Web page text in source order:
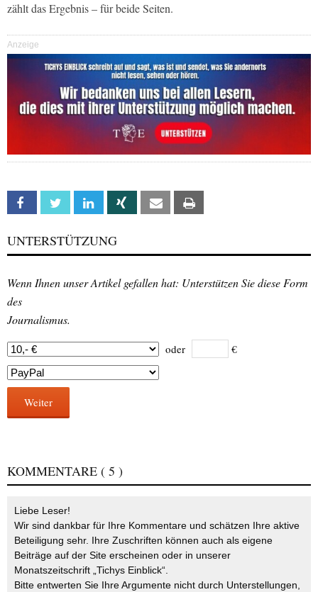
zählt das Ergebnis – für beide Seiten.
Anzeige
Facebook Twitter Linkedin Xing Email
UNTERSTÜTZUNG
Wenn Ihnen unser Artikel gefallen hat: Unterstützen Sie diese Form
des
Journalismus.
oder €
Weiter
KOMMENTARE ( 5 )
Liebe Leser!
Wir sind dankbar für Ihre Kommentare und schätzen Ihre aktive
Beteiligung sehr. Ihre Zuschriften können auch als eigene
Beiträge auf der Site erscheinen oder in unserer
Monatszeitschrift „Tichys Einblick“.
Bitte entwerten Sie Ihre Argumente nicht durch Unterstellungen,